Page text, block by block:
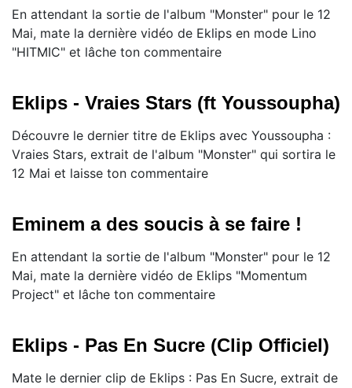
En attendant la sortie de l'album "Monster" pour le 12
Mai, mate la dernière vidéo de Eklips en mode Lino
"HITMIC" et lâche ton commentaire
Eklips - Vraies Stars (ft Youssoupha)
Découvre le dernier titre de Eklips avec Youssoupha :
Vraies Stars, extrait de l'album "Monster" qui sortira le
12 Mai et laisse ton commentaire
Eminem a des soucis à se faire !
En attendant la sortie de l'album "Monster" pour le 12
Mai, mate la dernière vidéo de Eklips "Momentum
Project" et lâche ton commentaire
Eklips - Pas En Sucre (Clip Officiel)
Mate le dernier clip de Eklips : Pas En Sucre, extrait de